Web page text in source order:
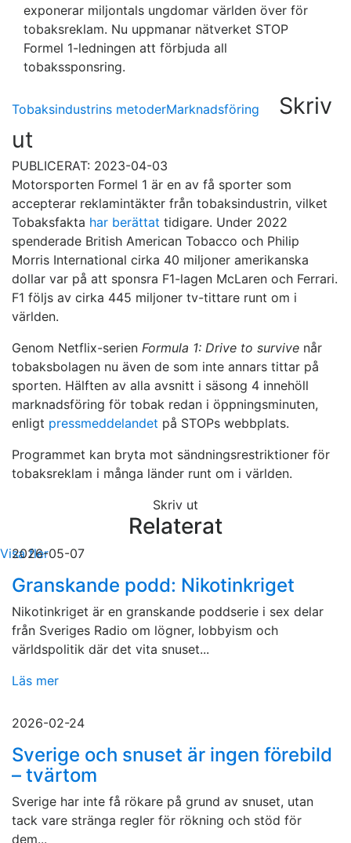
exponerar miljontals ungdomar världen över för
tobaksreklam. Nu uppmanar nätverket STOP
Formel 1-ledningen att förbjuda all
tobakssponsring.
Tobaksindustrins metoderMarknadsföring
Skriv
ut
PUBLICERAT: 2023-04-03
Motorsporten Formel 1 är en av få sporter som
accepterar reklamintäkter från tobaksindustrin, vilket
Tobaksfakta har berättat tidigare. Under 2022
spenderade British American Tobacco och Philip
Morris International cirka 40 miljoner amerikanska
dollar var på att sponsra F1-lagen McLaren och Ferrari.
F1 följs av cirka 445 miljoner tv-tittare runt om i
världen.
Genom Netflix-serien Formula 1: Drive to survive når
tobaksbolagen nu även de som inte annars tittar på
sporten. Hälften av alla avsnitt i säsong 4 innehöll
marknadsföring för tobak redan i öppningsminuten,
enligt pressmeddelandet på STOPs webbplats.
Programmet kan bryta mot sändningsrestriktioner för
tobaksreklam i många länder runt om i världen.
Skriv ut
Relaterat
2026-05-07
Granskande podd: Nikotinkriget
Nikotinkriget är en granskande poddserie i sex delar
från Sveriges Radio om lögner, lobbyism och
världspolitik där det vita snuset...
Läs mer
2026-02-24
Sverige och snuset är ingen förebild
– tvärtom
Sverige har inte få rökare på grund av snuset, utan
tack vare stränga regler för rökning och stöd för
dem...
Visa fler